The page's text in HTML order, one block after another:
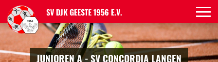
SV DJK GEESTE 1956 E.V.
JUNIOREN A - SV CONCORDIA LANGEN